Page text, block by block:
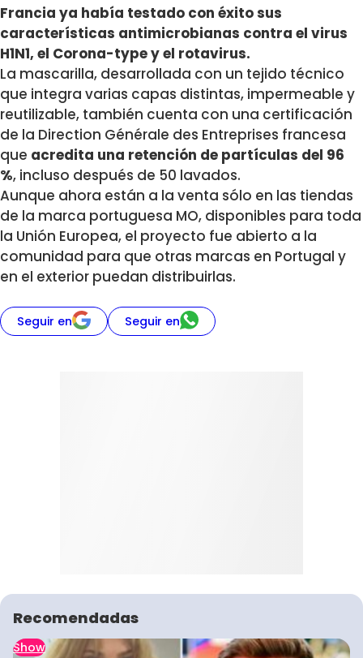
Francia ya había testado con éxito sus
características antimicrobianas contra el virus
H1N1, el Corona-type y el rotavirus.
La mascarilla, desarrollada con un tejido técnico
que integra varias capas distintas, impermeable y
reutilizable, también cuenta con una certificación
de la Direction Générale des Entreprises francesa
que acredita una retención de partículas del 96
%, incluso después de 50 lavados.
Aunque ahora están a la venta sólo en las tiendas
de la marca portuguesa MO, disponibles para toda
la Unión Europea, el proyecto fue abierto a la
comunidad para que otras marcas en Portugal y
en el exterior puedan distribuirlas.
Seguir en Seguir en
Recomendadas
Show